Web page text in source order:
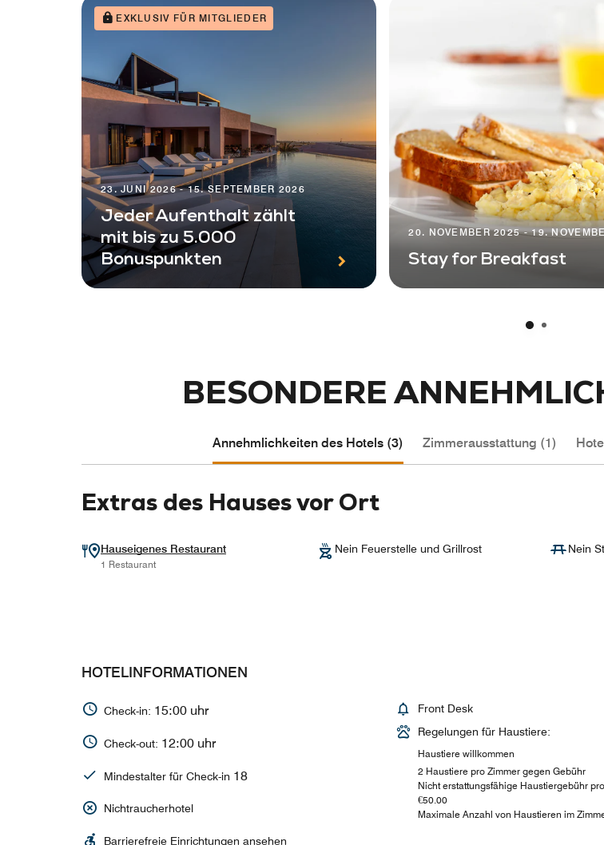
EXKLUSIV FÜR MITGLIEDER
23. JUNI 2026 - 15. SEPTEMBER 2026
Jeder Aufenthalt zählt
mit bis zu 5.000
Bonuspunkten
20. NOVEMBER 2025 - 19.
Stay for Breakfast
BESONDERE
Annehmlichkeiten des Hotels (3) Zimmerausstattung (1)
Extras des Hauses vor Ort
Hauseigenes Restaurant
1 Restaurant
Nein Feuerstelle und Grillrost Nein
HOTELINFORMATIONEN
Check-in: 15:00 uhr
Check-out: 12:00 uhr
Mindestalter für Check-in 18
Nichtraucherhotel
Barrierefreie Einrichtungen ansehen
Front Desk
Regelungen für Haustiere:
Haustiere willkommen
2 Haustiere pro Zimmer gegen Gebühr
Nicht erstattungsfähige Haustiergebühr
€50.00
Maximale Anzahl von Haustieren im